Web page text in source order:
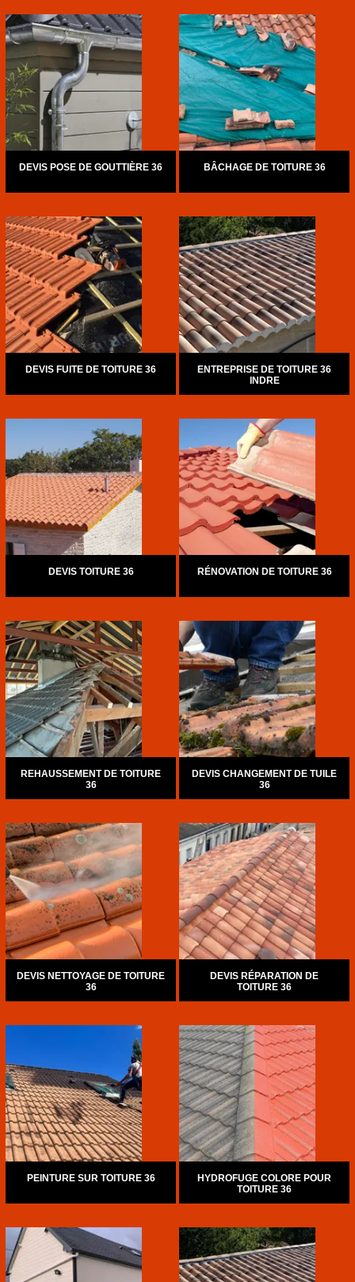
DEVIS POSE DE GOUTTIÈRE 36 BÂCHAGE DE TOITURE 36
DEVIS FUITE DE TOITURE 36
ENTREPRISE DE TOITURE 36
INDRE
DEVIS TOITURE 36 RÉNOVATION DE TOITURE 36
REHAUSSEMENT DE TOITURE
36
DEVIS CHANGEMENT DE TUILE
36
DEVIS NETTOYAGE DE TOITURE
36
DEVIS RÉPARATION DE
TOITURE 36
PEINTURE SUR TOITURE 36
HYDROFUGE COLORE POUR
TOITURE 36